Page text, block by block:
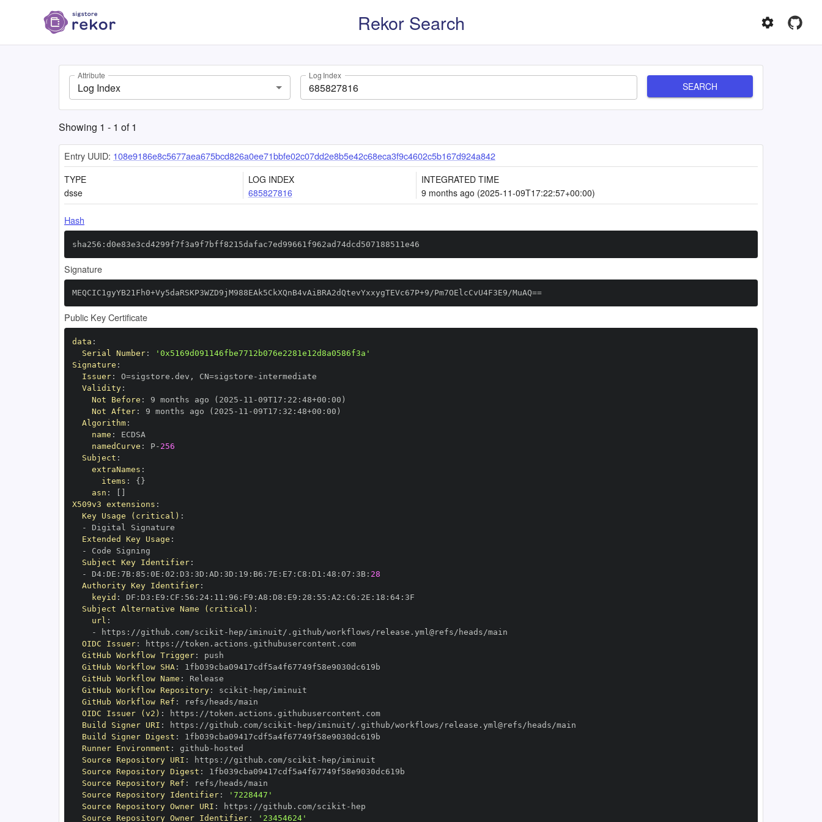
Rekor Search
Attribute
Log Index
Log Index
SEARCH
Showing 1 - 1 of1
Entry UUID: 108e9186e8c5677aea675bcd826a0ee71bbfe02c07dd2e8b5e42c68eca3f9c4602c5b167d924a842
TYPE
dsse
LOG INDEX
685827816
INTEGRATED TIME
9 months ago (2025-11-09T17:22:57+00:00)
Hash
sha256:d0e83e3cd4299f7f3a9f7bff8215dafac7ed99661f962ad74dcd507188511e46
Signature
MEQCIC1gyYB21Fh0+Vy5daRSKP3WZD9jM988EAk5CkXQnB4vAiBRA2dQtevYxxygTEVc67P+9/Pm7OElcCvU4F3E9/MuAQ==
Public Key Certificate
data :
Serial Number:
'0x5169d091146fbe7712b076e2281e12d8a0586f3a'
Signature :
Issuer: O=sigstore.dev , CN=sigstore -
Validity:
Not Before : 9 months ago (2025 - 11 -09T17 : 22 : 48+00 :
Not After: 9 months ago (2025 - 11 -09T17 : 32 : 48+00 :
Algorithm:
name :
namedCurve : P- 256
Subject :
extraNames :
items : { }
asn :
X509v3 extensions :
Key Usage (critical) :
-
Extended Key Usage :
-
Subject Key Identifier:
-
D4: DE : 7B: 85 : 0E : 02 : D3 : 3D : AD : 3D : 19 : B6 : 7E : E7 : C8 : D1 : 48 : 07 : 3B: 28
Authority Key Identifier:
keyid : DF : D3 : E9 : CF : 56 : 24: 11 : 96 : F9 : A8 : D8 : E9 : 28 : 55 : A2 : C6 : 2E : 18 : 64:
Subject Alternative Name (critical) :
url :
-
https : //github.com/scikit -
OIDC Issuer: https :
//token.actions.githubusercontent.com
GitHub Workflow Trigger:
GitHub Workflow SHA:
GitHub Workflow Name :
GitHub Workflow Repository: scikit -
GitHub Workflow Ref :
OIDC Issuer (v2) : https :
//token.actions.githubusercontent.com
Build Signer URI : https : //github.com/scikit -
Build Signer Digest :
Runner Environment : github -
Source Repository URI : https : //github.com/scikit -
Source Repository Digest :
Source Repository Ref :
Source Repository Identifier:
'7228447'
Source Repository Owner URI : https : //github.com/scikit -
Source Repository Owner Identifier: '23454624'